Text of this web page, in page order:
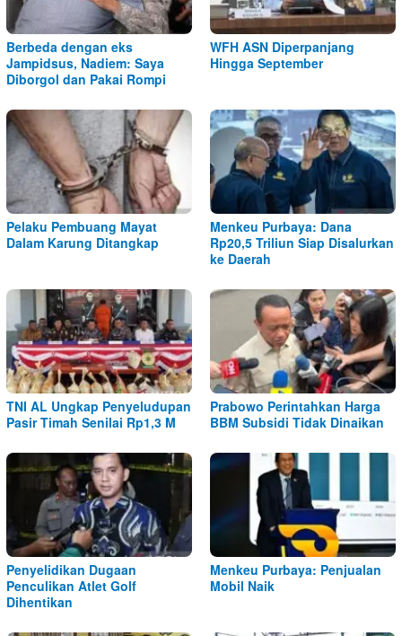
Berbeda dengan eks
Jampidsus, Nadiem: Saya
Diborgol dan Pakai Rompi
WFH ASN Diperpanjang
Hingga September
Pelaku Pembuang Mayat
Dalam Karung Ditangkap
Menkeu Purbaya: Dana
Rp20,5 Triliun Siap Disalurkan
ke Daerah
TNI AL Ungkap Penyeludupan
Pasir Timah Senilai Rp1,3 M
Prabowo Perintahkan Harga
BBM Subsidi Tidak Dinaikan
Penyelidikan Dugaan
Penculikan Atlet Golf
Dihentikan
Menkeu Purbaya: Penjualan
Mobil Naik